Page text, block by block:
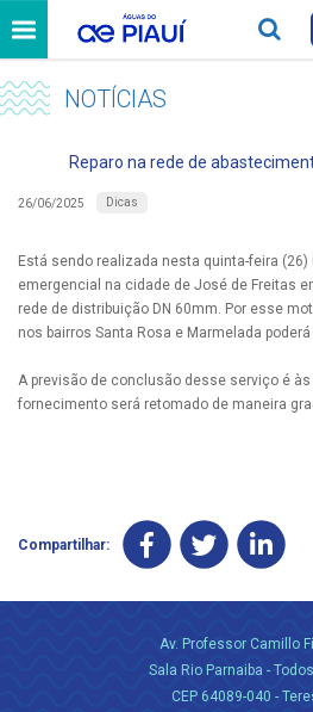
NOTÍCIAS
Reparo na rede de
26/06/2025 Dicas
Está sendo realizada nesta quinta-feira
emergencial na cidade de José de Freitas
rede de distribuição DN 60mm. Por esse
nos bairros Santa Rosa e Marmelada
A previsão de conclusão desse serviço é
fornecimento será retomado de maneira
Compartilhar:
Av. Professor Camillo
Sala Rio Parnaiba -
CEP 64089-040 -